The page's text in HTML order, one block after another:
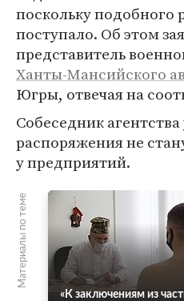
поскольку подобного
поступало. Об этом
представитель
Ханты-Мансийского
Югры, отвечая на
Собеседник
распоряжения не
у предприятий.
Материалы по теме
«К заключениям из